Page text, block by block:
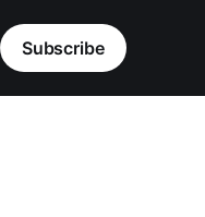
Subscribe